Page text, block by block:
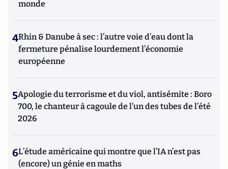
monde
4Rhin & Danube à sec : l’autre voie d’eau dont la
fermeture pénalise lourdement l’économie
européenne
5Apologie du terrorisme et du viol, antisémite : Boro
700, le chanteur à cagoule de l’un des tubes de l’été
2026
6L’étude américaine qui montre que l’IA n’est pas
(encore) un génie en maths